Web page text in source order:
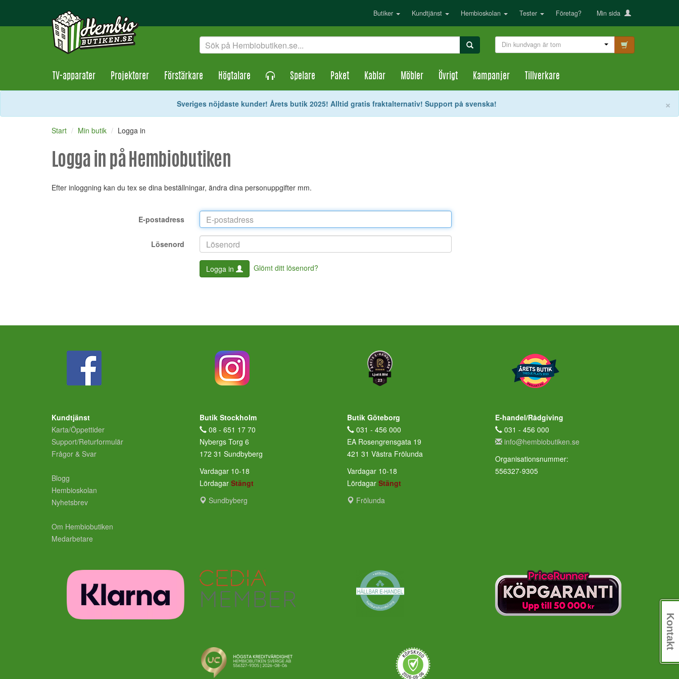
Butiker Kundtjänst Hembioskolan Tester Företag? Min sida
Din kundvagn är tom
TV-apparater Projektorer Förstärkare Högtalare Spelare Paket Kablar Möbler Övrigt Kampanjer Tillverkare
×
Sveriges nöjdaste kunder! Årets butik 2025! Alltid gratis fraktalternativ! Support på svenska!
Start Min butik Logga in
Logga in på Hembiobutiken
Efter inloggning kan du tex se dina beställningar, ändra dina personuppgifter mm.
E-postadress
Lösenord
Logga in Glömt ditt lösenord?
Kundtjänst
Karta/Öppettider
Support/Returformulär
Frågor & Svar
Blogg
Hembioskolan
Nyhetsbrev
Om Hembiobutiken
Medarbetare
Butik Stockholm
08 - 651 17 70
Nybergs Torg 6
172 31 Sundbyberg
Vardagar 10-18
Lördagar Stängt
Sundbyberg
Butik Göteborg
031 - 456 000
EA Rosengrensgata 19
421 31 Västra Frölunda
Vardagar 10-18
Lördagar Stängt
Frölunda
E-handel/Rådgiving
031 - 456 000
info@hembiobutiken.se
Organisationsnummer:
556327-9305
Kontakt